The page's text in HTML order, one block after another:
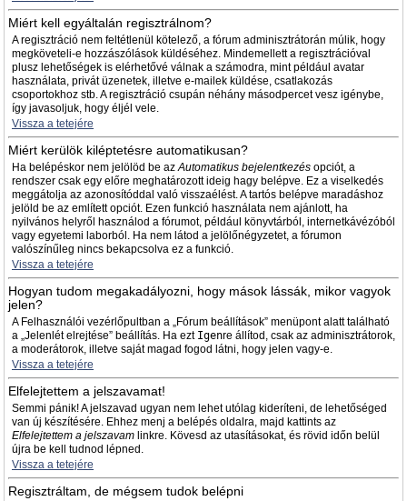
Miért kell egyáltalán regisztrálnom?
A regisztráció nem feltétlenül kötelező, a fórum adminisztrátorán múlik, hogy
megköveteli-e hozzászólások küldéséhez. Mindemellett a regisztrációval
plusz lehetőségek is elérhetővé válnak a számodra, mint például avatar
használata, privát üzenetek, illetve e-mailek küldése, csatlakozás
csoportokhoz stb. A regisztráció csupán néhány másodpercet vesz igénybe,
így javasoljuk, hogy éljél vele.
Vissza a tetejére
Miért kerülök kiléptetésre automatikusan?
Ha belépéskor nem jelölöd be azAutomatikus bejelentkezés opciót, a
rendszer csak egy előre meghatározott ideig hagy belépve. Ez a viselkedés
meggátolja az azonosítóddal való visszaélést. A tartós belépve maradáshoz
jelöld be az említett opciót. Ezen funkció használata nem ajánlott, ha
nyilvános helyről használod a fórumot, például könyvtárból, internetkávézóból
vagy egyetemi laborból. Ha nem látod a jelölőnégyzetet, a fórumon
valószínűleg nincs bekapcsolva ez a funkció.
Vissza a tetejére
Hogyan tudom megakadályozni, hogy mások lássák, mikor vagyok
jelen?
A Felhasználói vezérlőpultban a „Fórum beállítások” menüpont alatt található
a „Jelenlét elrejtése” beállítás. Ha ezt Igenre állítod, csak az adminisztrátorok,
a moderátorok, illetve saját magad fogod látni, hogy jelen vagy-e.
Vissza a tetejére
Elfelejtettem a jelszavamat!
Semmi pánik! A jelszavad ugyan nem lehet utólag kideríteni, de lehetőséged
van új készítésére. Ehhez menj a belépés oldalra, majd kattints az
Elfelejtettem a jelszavam linkre. Kövesd az utasításokat, és rövid időn belül
újra be kell tudnod lépned.
Vissza a tetejére
Regisztráltam, de mégsem tudok belépni